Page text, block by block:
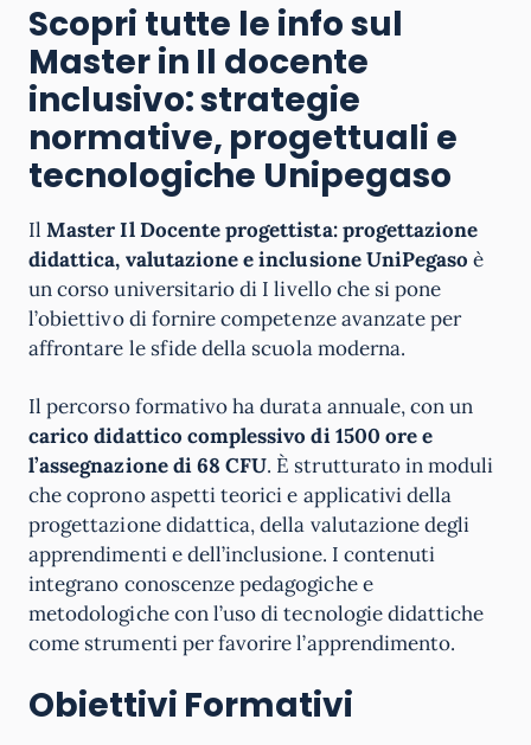
Scopri tutte le info sul
Master in Il docente
inclusivo: strategie
normative, progettuali e
tecnologiche Unipegaso
IlMaster Il Docente progettista: progettazione
didattica, valutazione e inclusione UniPegaso è
un corso universitario di I livello che si pone
l’obiettivo di fornire competenze avanzate per
affrontare le sfide della scuola moderna.
Il percorso formativo ha durata annuale, con un
carico didattico complessivo di 1500 ore e
l’assegnazione di 68 CFU. È strutturato in moduli
che coprono aspetti teorici e applicativi della
progettazione didattica, della valutazione degli
apprendimenti e dell’inclusione. I contenuti
integrano conoscenze pedagogiche e
metodologiche con l’uso di tecnologie didattiche
come strumenti per favorire l’apprendimento.
Obiettivi Formativi